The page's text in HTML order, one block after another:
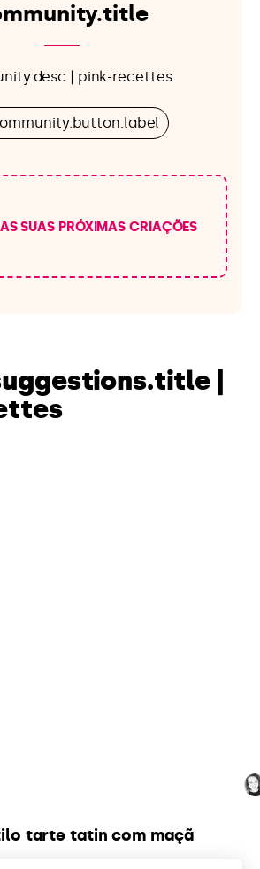
| pink-recettes
SUAS PRÓXIMAS CRIAÇÕES
|
tarte tatin com maçã